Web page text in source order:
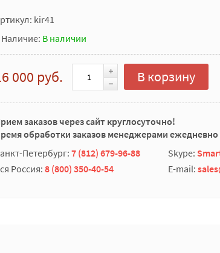
kir41
Наличие: В наличии
000 руб. В корзину
заказов через сайт круглосуточно!
обработки заказов менеджерами ежедневно
Петербург: 7 (812) 679-96-88 Skype:
Россия: 8 (800) 350-40-54 E-mail: